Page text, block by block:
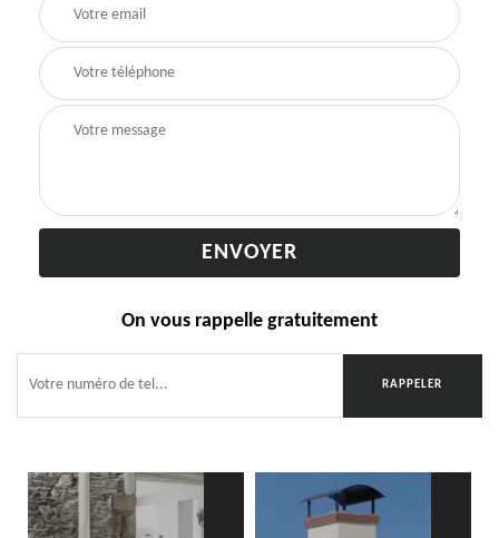
On vous rappelle gratuitement